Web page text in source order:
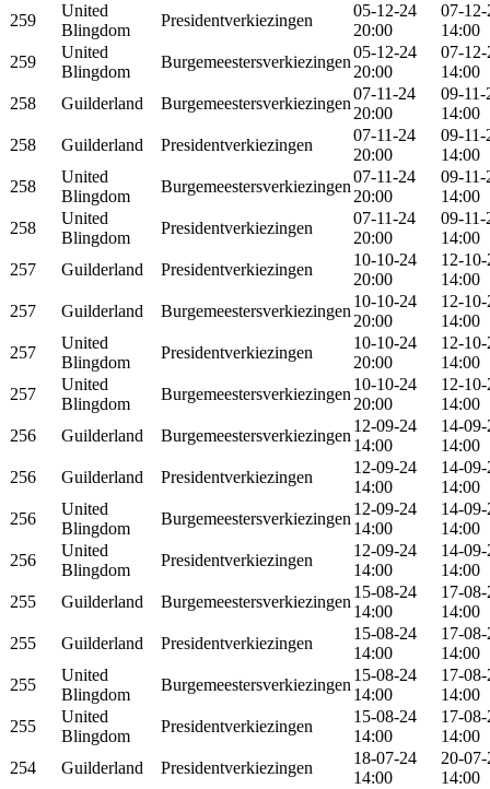
259
United
Blingdom
Presidentverkiezingen
05-12-24
20:00
07-12-
14:00
259
United
Blingdom
Burgemeestersverkiezingen
05-12-24
20:00
07-12-
14:00
258
Guilderland Burgemeestersverkiezingen
07-11-24
20:00
09-11-
14:00
258
Guilderland Presidentverkiezingen
07-11-24
20:00
09-11-
14:00
258
United
Blingdom
Burgemeestersverkiezingen
07-11-24
20:00
09-11-
14:00
258
United
Blingdom
Presidentverkiezingen
07-11-24
20:00
09-11-
14:00
257
Guilderland Presidentverkiezingen
10-10-24
20:00
12-10-
14:00
257
Guilderland Burgemeestersverkiezingen
10-10-24
20:00
12-10-
14:00
257
United
Blingdom
Presidentverkiezingen
10-10-24
20:00
12-10-
14:00
257
United
Blingdom
Burgemeestersverkiezingen
10-10-24
20:00
12-10-
14:00
256
Guilderland Burgemeestersverkiezingen
12-09-24
14:00
14-09-
14:00
256
Guilderland Presidentverkiezingen
12-09-24
14:00
14-09-
14:00
256
United
Blingdom
Burgemeestersverkiezingen
12-09-24
14:00
14-09-
14:00
256
United
Blingdom
Presidentverkiezingen
12-09-24
14:00
14-09-
14:00
255
Guilderland Burgemeestersverkiezingen
15-08-24
14:00
17-08-
14:00
255
Guilderland Presidentverkiezingen
15-08-24
14:00
17-08-
14:00
255
United
Blingdom
Burgemeestersverkiezingen
15-08-24
14:00
17-08-
14:00
255
United
Blingdom
Presidentverkiezingen
15-08-24
14:00
17-08-
14:00
254
Guilderland Presidentverkiezingen
18-07-24
14:00
20-07-
14:00